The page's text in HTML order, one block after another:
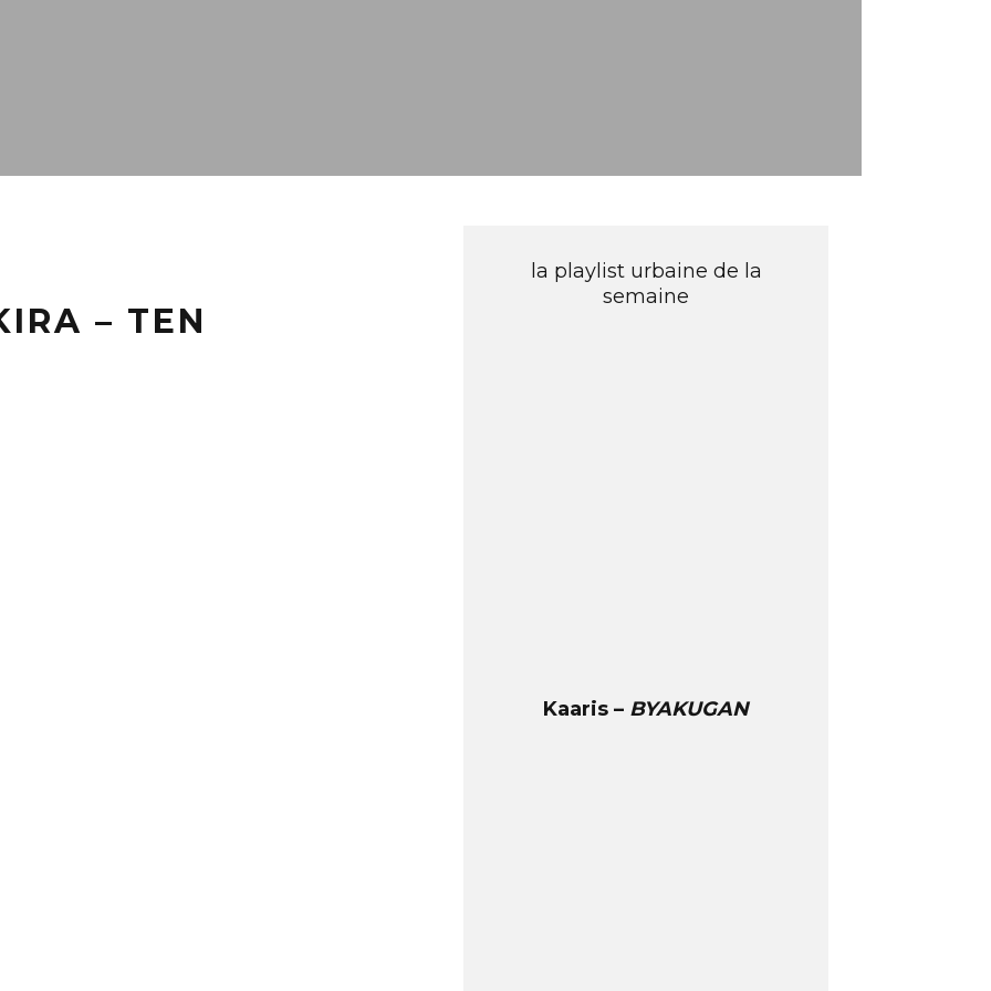
– TEN
la playlist urbaine de la
semaine
Kaaris – BYAKUGAN